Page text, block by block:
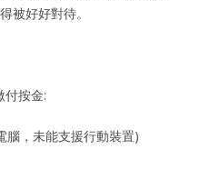
被好好對待。
付按金:
，未能支援行動裝置)